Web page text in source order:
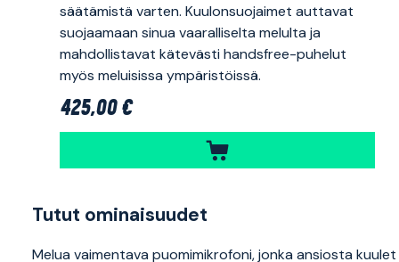
säätämistä varten. Kuulonsuojaimet auttavat
suojaamaan sinua vaaralliselta melulta ja
mahdollistavat kätevästi handsfree-puhelut
myös meluisissa ympäristöissä.
425,00 €
Tutut ominaisuudet
Melua vaimentava puomimikrofoni, jonka ansiosta kuulet